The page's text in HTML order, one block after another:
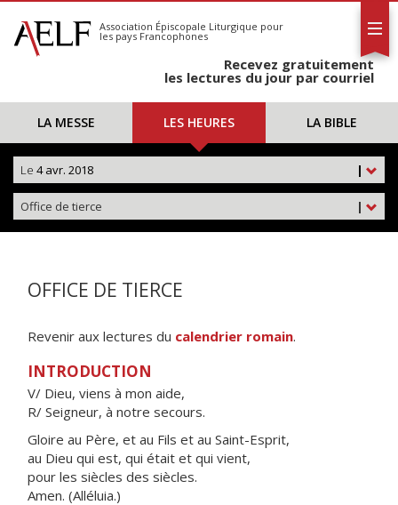
S'abonner
Calendrier
Association Épiscopale Liturgique pour
les pays Francophones
Recevez gratuitement
les lectures du jour par courriel
LA MESSE LES HEURES LA BIBLE
|
Le 4 avr. 2018
|
Office de tierce
OFFICE DE TIERCE
Revenir aux lectures du calendrier romain.
INTRODUCTION
V/ Dieu, viens à mon aide,
R/ Seigneur, à notre secours.
Gloire au Père, et au Fils et au Saint-Esprit,
au Dieu qui est, qui était et qui vient,
pour les siècles des siècles.
Amen. (Alléluia.)